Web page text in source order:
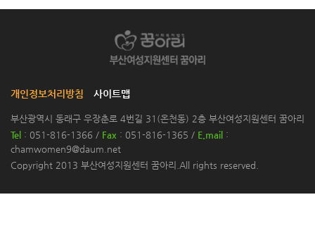
개인정보처리방침 사이트맵
부산광역시 동래구 우장춘로 4번길 31(온천동) 2층 부산여성지원센터 꿈아리
Tel : 051-816-1366 / Fax : 051-816-1365 / E.mail :
chamwomen9@daum.net
Copyright 2013 부산여성지원센터 꿈아리.All rights reserved.